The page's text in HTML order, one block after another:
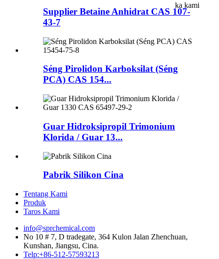
ka kami
Supplier Betaine Anhidrat CAS 107-
43-7
Séng Pirolidon Karboksilat (Séng
PCA) CAS 154...
Guar Hidroksipropil Trimonium
Klorida / Guar 13...
Pabrik Silikon Cina
Tentang Kami
Produk
Taros Kami
info@sprchemical.com
No 10 # 7, D tradegate, 364 Kulon Jalan Zhenchuan,
Kunshan, Jiangsu, Cina.
Telp:+86-512-57593213